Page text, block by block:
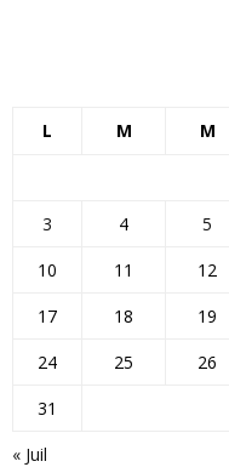
L M M
« Juil
3
4 5
10
11 12
17
18 19
24
25 26
31